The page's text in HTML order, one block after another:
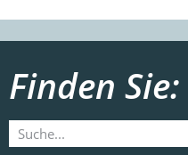
Finden Sie: